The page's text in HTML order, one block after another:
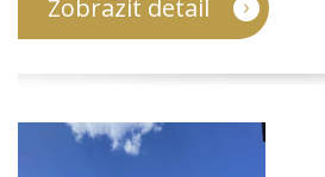
Zobrazit detail